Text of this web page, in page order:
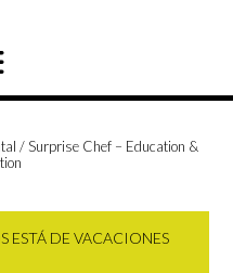
/ Surprise Chef – Education &
ESTÁ DE VACACIONES